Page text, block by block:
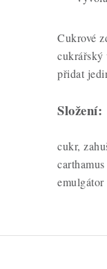
Cukrové
cukrářský
přidat
Složení:
cukr,